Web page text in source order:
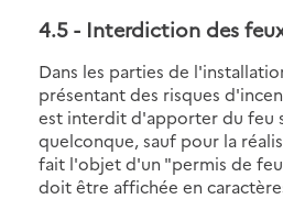
4.5 - Interdiction des
Dans les parties de
présentant des risques
est interdit d'apporter du feu
quelconque, sauf pour la
fait l'objet d'un "permis de
doit être affichée en